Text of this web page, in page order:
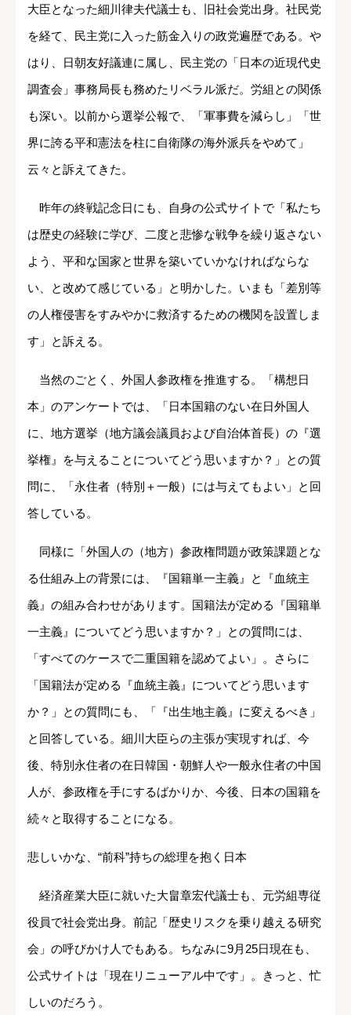
大臣となった細川律夫代議士も、旧社会党出身。社民党
を経て、民主党に入った筋金入りの政党遍歴である。や
はり、日朝友好議連に属し、民主党の「日本の近現代史
調査会」事務局長も務めたリベラル派だ。労組との関係
も深い。以前から選挙公報で、「軍事費を減らし」「世
界に誇る平和憲法を柱に自衛隊の海外派兵をやめて」
云々と訴えてきた。
昨年の終戦記念日にも、自身の公式サイトで「私たち
は歴史の経験に学び、二度と悲惨な戦争を繰り返さない
よう、平和な国家と世界を築いていかなければならな
い、と改めて感じている」と明かした。いまも「差別等
の人権侵害をすみやかに救済するための機関を設置しま
す」と訴える。
当然のごとく、外国人参政権を推進する。「構想日
本」のアンケートでは、「日本国籍のない在日外国人
に、地方選挙（地方議会議員および自治体首長）の『選
挙権』を与えることについてどう思いますか？」との質
問に、「永住者（特別＋一般）には与えてもよい」と回
答している。
同様に「外国人の（地方）参政権問題が政策課題とな
る仕組み上の背景には、『国籍単一主義』と『血統主
義』の組み合わせがあります。国籍法が定める『国籍単
一主義』についてどう思いますか？」との質問には、
「すべてのケースで二重国籍を認めてよい」。さらに
「国籍法が定める『血統主義』についてどう思います
か？」との質問にも、「『出生地主義』に変えるべき」
と回答している。細川大臣らの主張が実現すれば、今
後、特別永住者の在日韓国・朝鮮人や一般永住者の中国
人が、参政権を手にするばかりか、今後、日本の国籍を
続々と取得することになる。
悲しいかな、“前科”持ちの総理を抱く日本
経済産業大臣に就いた大畠章宏代議士も、元労組専従
役員で社会党出身。前記「歴史リスクを乗り越える研究
会」の呼びかけ人でもある。ちなみに9月25日現在も、
公式サイトは「現在リニューアル中です」。きっと、忙
しいのだろう。